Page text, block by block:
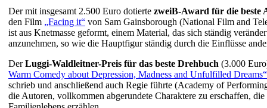
Der mit insgesamt 2.500 Euro dotierte zweiB-Award für die beste
den Film „Facing it“ von Sam Gainsborough (National Film and
ist aus Knetmasse geformt, einem Material, das sich ständig
anzunehmen, so wie die Hauptfigur ständig durch die Einflüsse
DerLuggi-Waldleitner-Preis für das beste Drehbuch (3.000
Warm Comedy about Depression, Madness and Unfulfilled Dreams“
schrieb und anschließend auch Regie führte (Academy of
die Autoren, vollkommen abgerundete Charaktere zu erschaffen,